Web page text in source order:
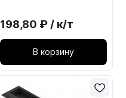
198,80 ₽ / к/т
В корзину